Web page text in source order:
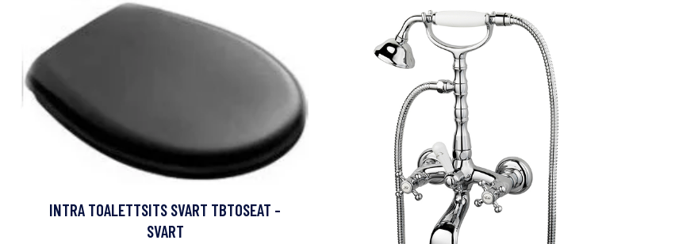
INTRA TOALETTSITS SVART TBTOSEAT -
SVART